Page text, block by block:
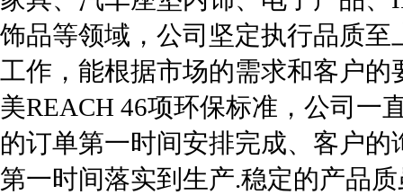
饰品等领域，公司坚定执行品质
工作，能根据市场的需求和客户
美REACH 46项环保标准，公司一
的订单第一时间安排完成、客户
第一时间落实到生产.稳定的产品